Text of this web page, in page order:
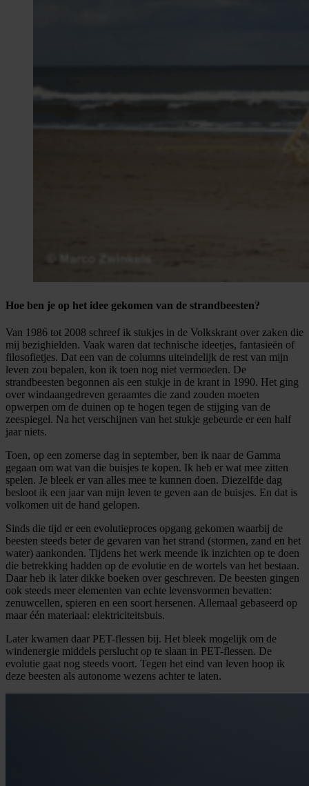
Hoe ben je op het idee gekomen van de strandbeesten?
Van 1986 tot 2008 schreef ik stukjes in de Volkskrant over zaken die
mij bezighielden. Vaak waren dat technische ideetjes, fantasieën of
filosofietjes. Dat een van de columns uiteindelijk de rest van mijn
leven zou bepalen, kon ik toen nog niet vermoeden. De
strandbeesten begonnen als een stukje in de krant in 1990. Het ging
over windaangedreven geraamtes die zand zouden moeten
opwerpen om de duinen op te hogen tegen de stijging van de
zeespiegel. Na het verschijnen van het stukje gebeurde er een half
jaar niets.
Toen, op een zomerse dag in september, ben ik naar de Gamma
gegaan om wat van die buisjes te kopen. Ik heb er wat mee zitten
spelen. Je bleek er van alles mee te kunnen doen. Diezelfde dag
besloot ik een jaar van mijn leven te geven aan de buisjes. En dat is
volkomen uit de hand gelopen.
Sinds die tijd er een evolutieproces opgang gekomen waarbij de
beesten steeds beter de gevaren van het strand (stormen, zand en het
water) aankonden. Tijdens het werk meende ik inzichten op te doen
die betrekking hadden op de evolutie en de wortels van het bestaan.
Daar heb ik later dikke boeken over geschreven. De beesten gingen
ook steeds meer elementen van echte levensvormen bevatten:
zenuwcellen, spieren en een soort hersenen. Allemaal gebaseerd op
maar één materiaal: elektriciteitsbuis.
Later kwamen daar PET-flessen bij. Het bleek mogelijk om de
windenergie middels perslucht op te slaan in PET-flessen. De
evolutie gaat nog steeds voort. Tegen het eind van leven hoop ik
deze beesten als autonome wezens achter te laten.